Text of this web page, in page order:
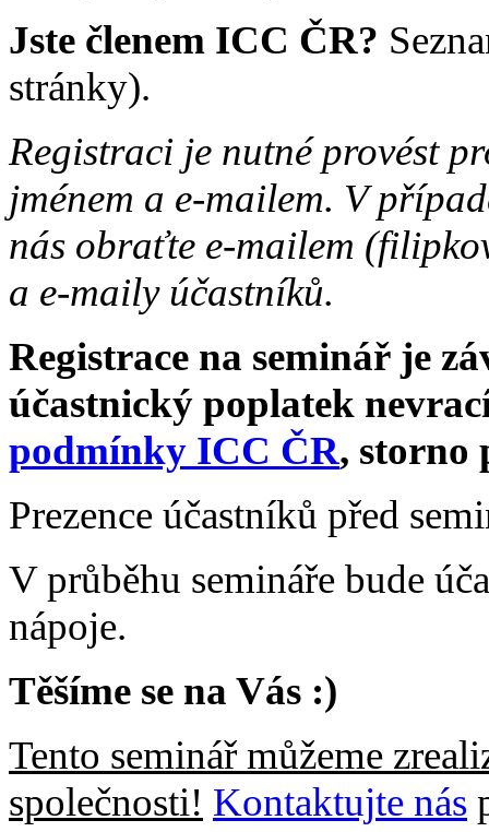
Jste členem ICC ČR?
stránky).
Registraci je nutné provést
jménem a e-mailem. V
nás obraťte e-mailem
a e-maily účastníků.
Registrace na seminář je
účastnický poplatek
podmínky ICC ČR, storno
Prezence účastníků před
V průběhu semináře bude
nápoje.
Těšíme se na Vás :)
Tento seminář můžeme
společnosti! Kontaktujte nás